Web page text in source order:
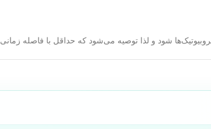
لذا توصیه می‌شود که حداقل با فاصله زمانی ۲ ساعت از یکدیگر مصرف شوند.